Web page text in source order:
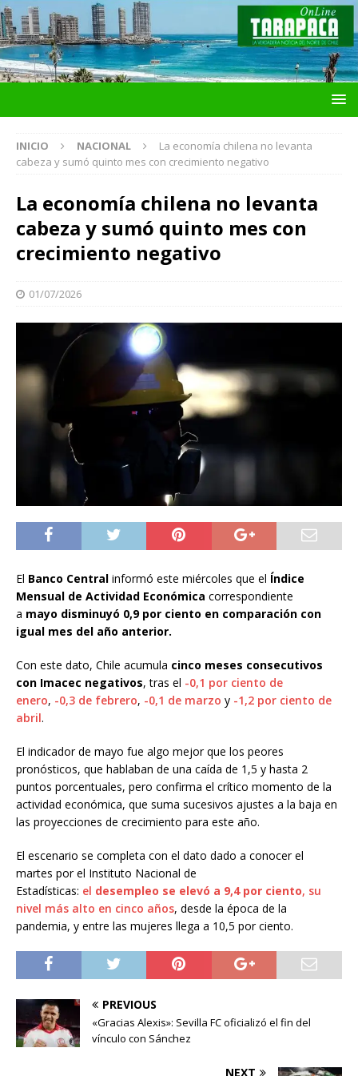
INICIO NACIONAL
La economía chilena no levanta
cabeza y sumó quinto mes con crecimiento negativo
La economía chilena no levanta
cabeza y sumó quinto mes con
crecimiento negativo
01/07/2026
El Banco Central informó este miércoles que el Índice
Mensual de Actividad Económica correspondiente
a mayo disminuyó 0,9 por ciento en comparación con
igual mes del año anterior.
Con este dato, Chile acumula cinco meses consecutivos
con Imacec negativos, tras el -0,1 por ciento de
enero, -0,3 de febrero, -0,1 de marzo y -1,2 por ciento de
abril.
El indicador de mayo fue algo mejor que los peores
pronósticos, que hablaban de una caída de 1,5 y hasta 2
puntos porcentuales, pero confirma el crítico momento de la
actividad económica, que suma sucesivos ajustes a la baja en
las proyecciones de crecimiento para este año.
El escenario se completa con el dato dado a conocer el
martes por el Instituto Nacional de
Estadísticas: el desempleo se elevó a 9,4 por ciento, su
nivel más alto en cinco años, desde la época de la
pandemia, y entre las mujeres llega a 10,5 por ciento.
PREVIOUS
«Gracias Alexis»: Sevilla FC oficializó el fin del
vínculo con Sánchez
NEXT